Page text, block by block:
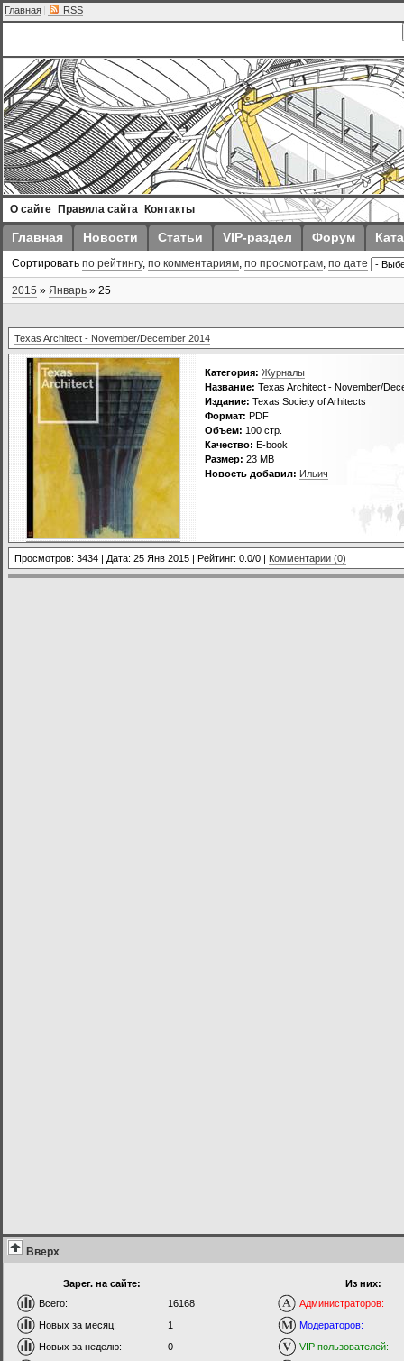
Главная | RSS
О сайте Правила сайта Контакты
Главная Новости Статьи VIP-раздел Форум
Сортировать по рейтингу, по комментариям, по просмотрам, по дате
2015 » Январь » 25
Texas Architect - November/December 2014
Категория: Журналы
Название: Texas Architect - November/
Издание: Texas Society of Arhitects
Формат: PDF
Объем: 100 стр.
Качество: E-book
Размер: 23 MB
Новость добавил: Ильич
Просмотров: 3434 | Дата: 25 Янв 2015 | Рейтинг: 0.0/0 | Комментарии (0)
Вверх
Зарег. на сайте:
Всего:
16168
Новых за месяц:
1
Новых за неделю:
0
Из них:
Администраторов:
Модераторов:
VIP пользователей: